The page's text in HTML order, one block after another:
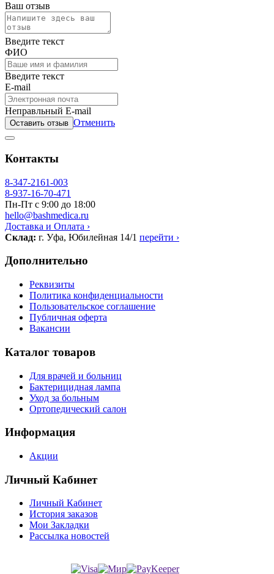
Ваш отзыв
Введите текст
ФИО
Введите текст
E-mail
Неправльный E-mail
Оставить отзыв Отменить
Контакты
8-347-2161-003
8-937-16-70-471
Пн-Пт с 9:00 до 18:00
hello@bashmedica.ru
Доставка и Оплата ›
Склад: г. Уфа, Юбилейная 14/1 перейти ›
Дополнительно
Реквизиты
Политика конфиденциальности
Пользовательское соглашение
Публичная оферта
Вакансии
Каталог товаров
Для врачей и больниц
Бактерицидная лампа
Уход за больным
Ортопедический салон
Информация
Акции
Личный Кабинет
Личный Кабинет
История заказов
Мои Закладки
Рассылка новостей